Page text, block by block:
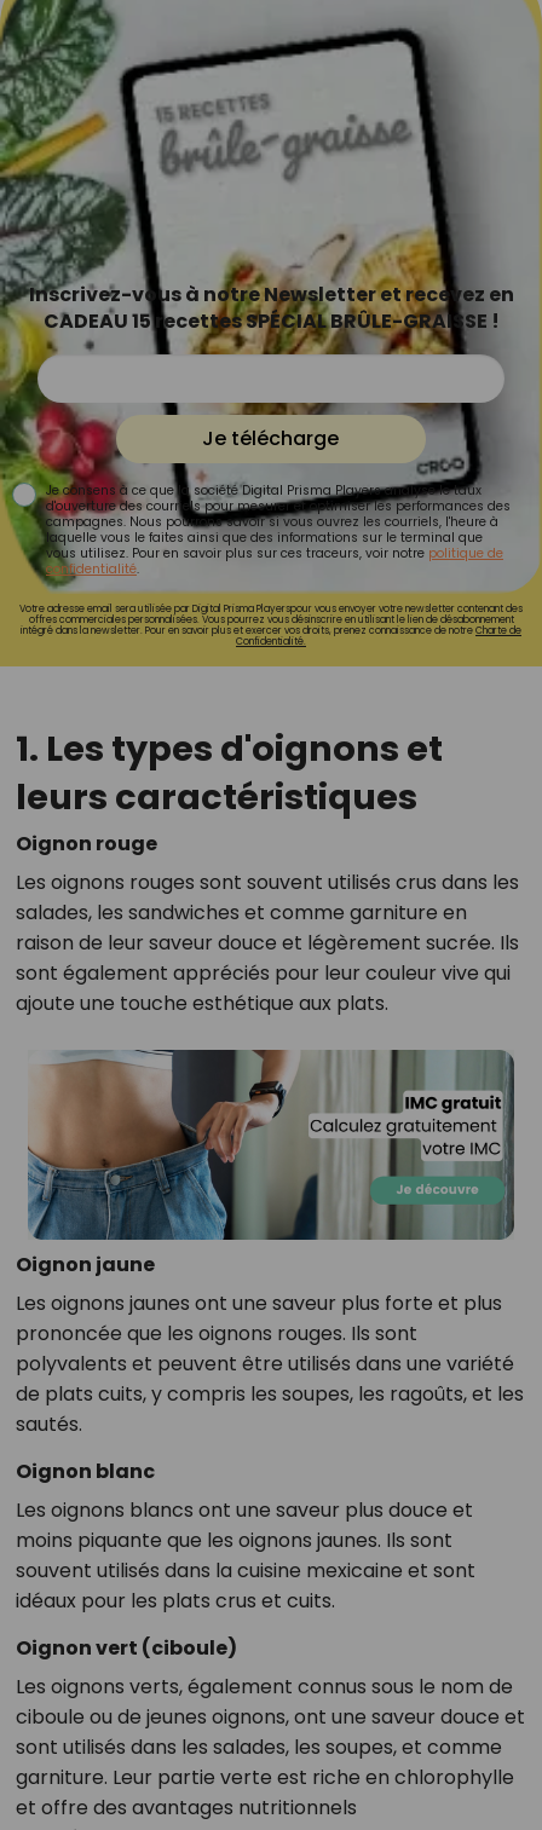
Inscrivez-vous à notre Newsletter et recevez en
CADEAU 15 recettes SPÉCIAL BRÛLE-GRAISSE !
Je télécharge
Je consens à ce que la société Digital Prisma Players analyse le taux
d'ouverture des courriels pour mesurer et optimiser les performances des
campagnes. Nous pourrons savoir si vous ouvrez les courriels, l'heure à
laquelle vous le faites ainsi que des informations sur le terminal que
vous utilisez. Pour en savoir plus sur ces traceurs, voir notre politique de
confidentialité.
Votre adresse email sera utilisée par Digital Prisma Playerspour vous envoyer votre newsletter contenant des
offres commerciales personnalisées. Vous pourrez vous désinscrire en utilisant le lien de désabonnement
intégré dans la newsletter. Pour en savoir plus et exercer vos droits, prenez connaissance de notreCharte de
Confidentialité.
1. Les types d'oignons et
leurs caractéristiques
Oignon rouge
Les oignons rouges sont souvent utilisés crus dans les
salades, les sandwiches et comme garniture en
raison de leur saveur douce et légèrement sucrée. Ils
sont également appréciés pour leur couleur vive qui
ajoute une touche esthétique aux plats.
Oignon jaune
Les oignons jaunes ont une saveur plus forte et plus
prononcée que les oignons rouges. Ils sont
polyvalents et peuvent être utilisés dans une variété
de plats cuits, y compris les soupes, les ragoûts, et les
sautés.
Oignon blanc
Les oignons blancs ont une saveur plus douce et
moins piquante que les oignons jaunes. Ils sont
souvent utilisés dans la cuisine mexicaine et sont
idéaux pour les plats crus et cuits.
Oignon vert (ciboule)
Les oignons verts, également connus sous le nom de
ciboule ou de jeunes oignons, ont une saveur douce et
sont utilisés dans les salades, les soupes, et comme
garniture. Leur partie verte est riche en chlorophylle
et offre des avantages nutritionnels